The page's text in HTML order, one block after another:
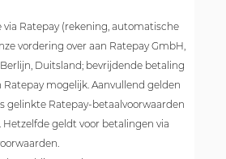
via Ratepay (rekening, automatische
vordering over aan Ratepay GmbH,
Berlijn, Duitsland; bevrijdende betaling
mogelijk. Aanvullend gelden
gelinkte Ratepay-betaalvoorwaarden
geldt voor betalingen via